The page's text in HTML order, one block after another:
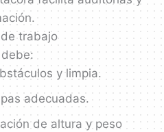
trabajo
y limpia.
adecuadas.
de altura y peso